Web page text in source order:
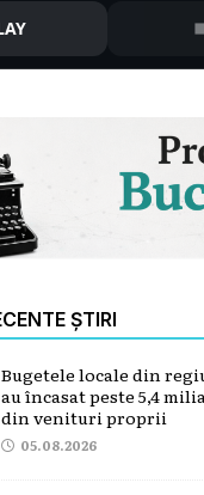
ȘTIRI
Bugetele locale din
au încasat peste 5,4
din venituri proprii
05.08.2026